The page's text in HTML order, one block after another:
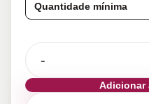
Quantidade mínima
-
Adicionar